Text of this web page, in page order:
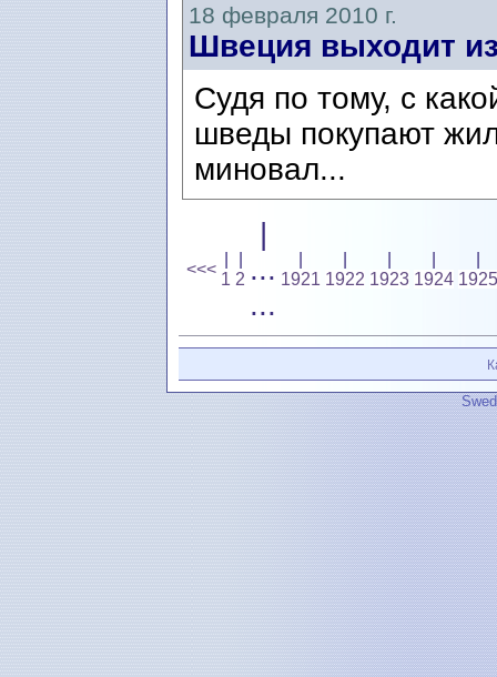
18 февраля 2010 г.
Швеция выходит
Судя по тому, с
шведы покупают
миновал...
<<<
1 2
|
...
...
1921 1922 1923 1924 1925